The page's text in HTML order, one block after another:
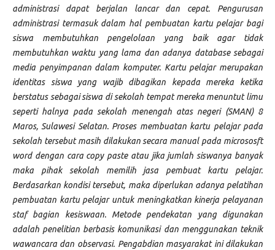
administrasi dapat berjalan lancar dan cepat. Pengurusan
administrasi termasuk dalam hal pembuatan kartu pelajar bagi
siswa membutuhkan pengelolaan yang baik agar tidak
membutuhkan waktu yang lama dan adanya database sebagai
media penyimpanan dalam komputer. Kartu pelajar merupakan
identitas siswa yang wajib dibagikan kepada mereka ketika
berstatus sebagai siswa di sekolah tempat mereka menuntut limu
seperti halnya pada sekolah menengah atas negeri (SMAN) 8
Maros, Sulawesi Selatan. Proses membuatan kartu pelajar pada
sekolah tersebut masih dilakukan secara manual pada micrososft
word dengan cara copy paste atau jika jumlah siswanya banyak
maka pihak sekolah memilih jasa pembuat kartu pelajar.
Berdasarkan kondisi tersebut, maka diperlukan adanya pelatihan
pembuatan kartu pelajar untuk meningkatkan kinerja pelayanan
staf bagian kesiswaan. Metode pendekatan yang digunakan
adalah penelitian berbasis komunikasi dan menggunakan teknik
wawancara dan observasi. Pengabdian masyarakat ini dilakukan